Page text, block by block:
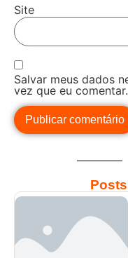
Site
Salvar meus dados
vez que eu comentar.